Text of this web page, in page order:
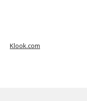
Klook.com